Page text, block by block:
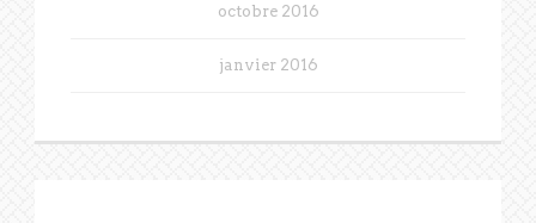
octobre 2016
janvier 2016